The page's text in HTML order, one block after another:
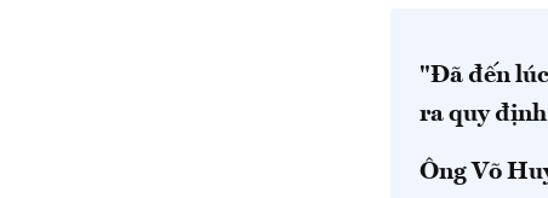
"Đã đến
ra quy
Ông Võ